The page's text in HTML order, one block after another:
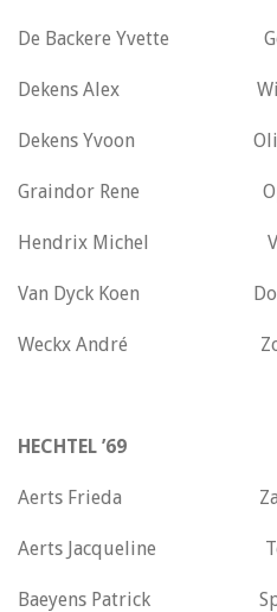
De Backere Yvette
Dekens Alex
Dekens Yvoon Olijke
Graindor Rene
Hendrix Michel
Van Dyck Koen
Weckx André
HECHTEL ’69
Aerts Frieda
Aerts Jacqueline
Baeyens Patrick